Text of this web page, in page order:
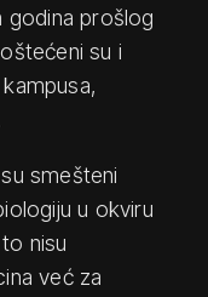
godina prošlog
su i
smešteni
u okviru
nisu
već za